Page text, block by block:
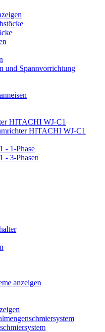
und Spannvorrichtung
HITACHI WJ-C1
HITACHI WJ-C1
- 1-Phase
- 3-Phasen
anzeigen